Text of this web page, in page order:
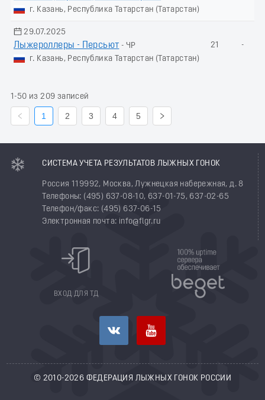
г. Казань, Республика Татарстан (Татарстан)
29.07.2025
Лыжероллеры - Пеpсьют - ЧР
г. Казань, Республика Татарстан (Татарстан)
21 -
1-50 из 209 записей
1 2 3 4 5
СИСТЕМА УЧЕТА РЕЗУЛЬТАТОВ ЛЫЖНЫХ ГОНОК
Россия 119992, Москва, Лужнецкая набережная, д. 8
Телефоны: (495) 637-08-10, 637-01-75, 637-02-65
Телефон/факс: (495) 637-06-15
Электронная почта: info@flgr.ru
ВХОД ДЛЯ ТД
© 2010-2026 ФЕДЕРАЦИЯ ЛЫЖНЫХ ГОНОК РОССИИ